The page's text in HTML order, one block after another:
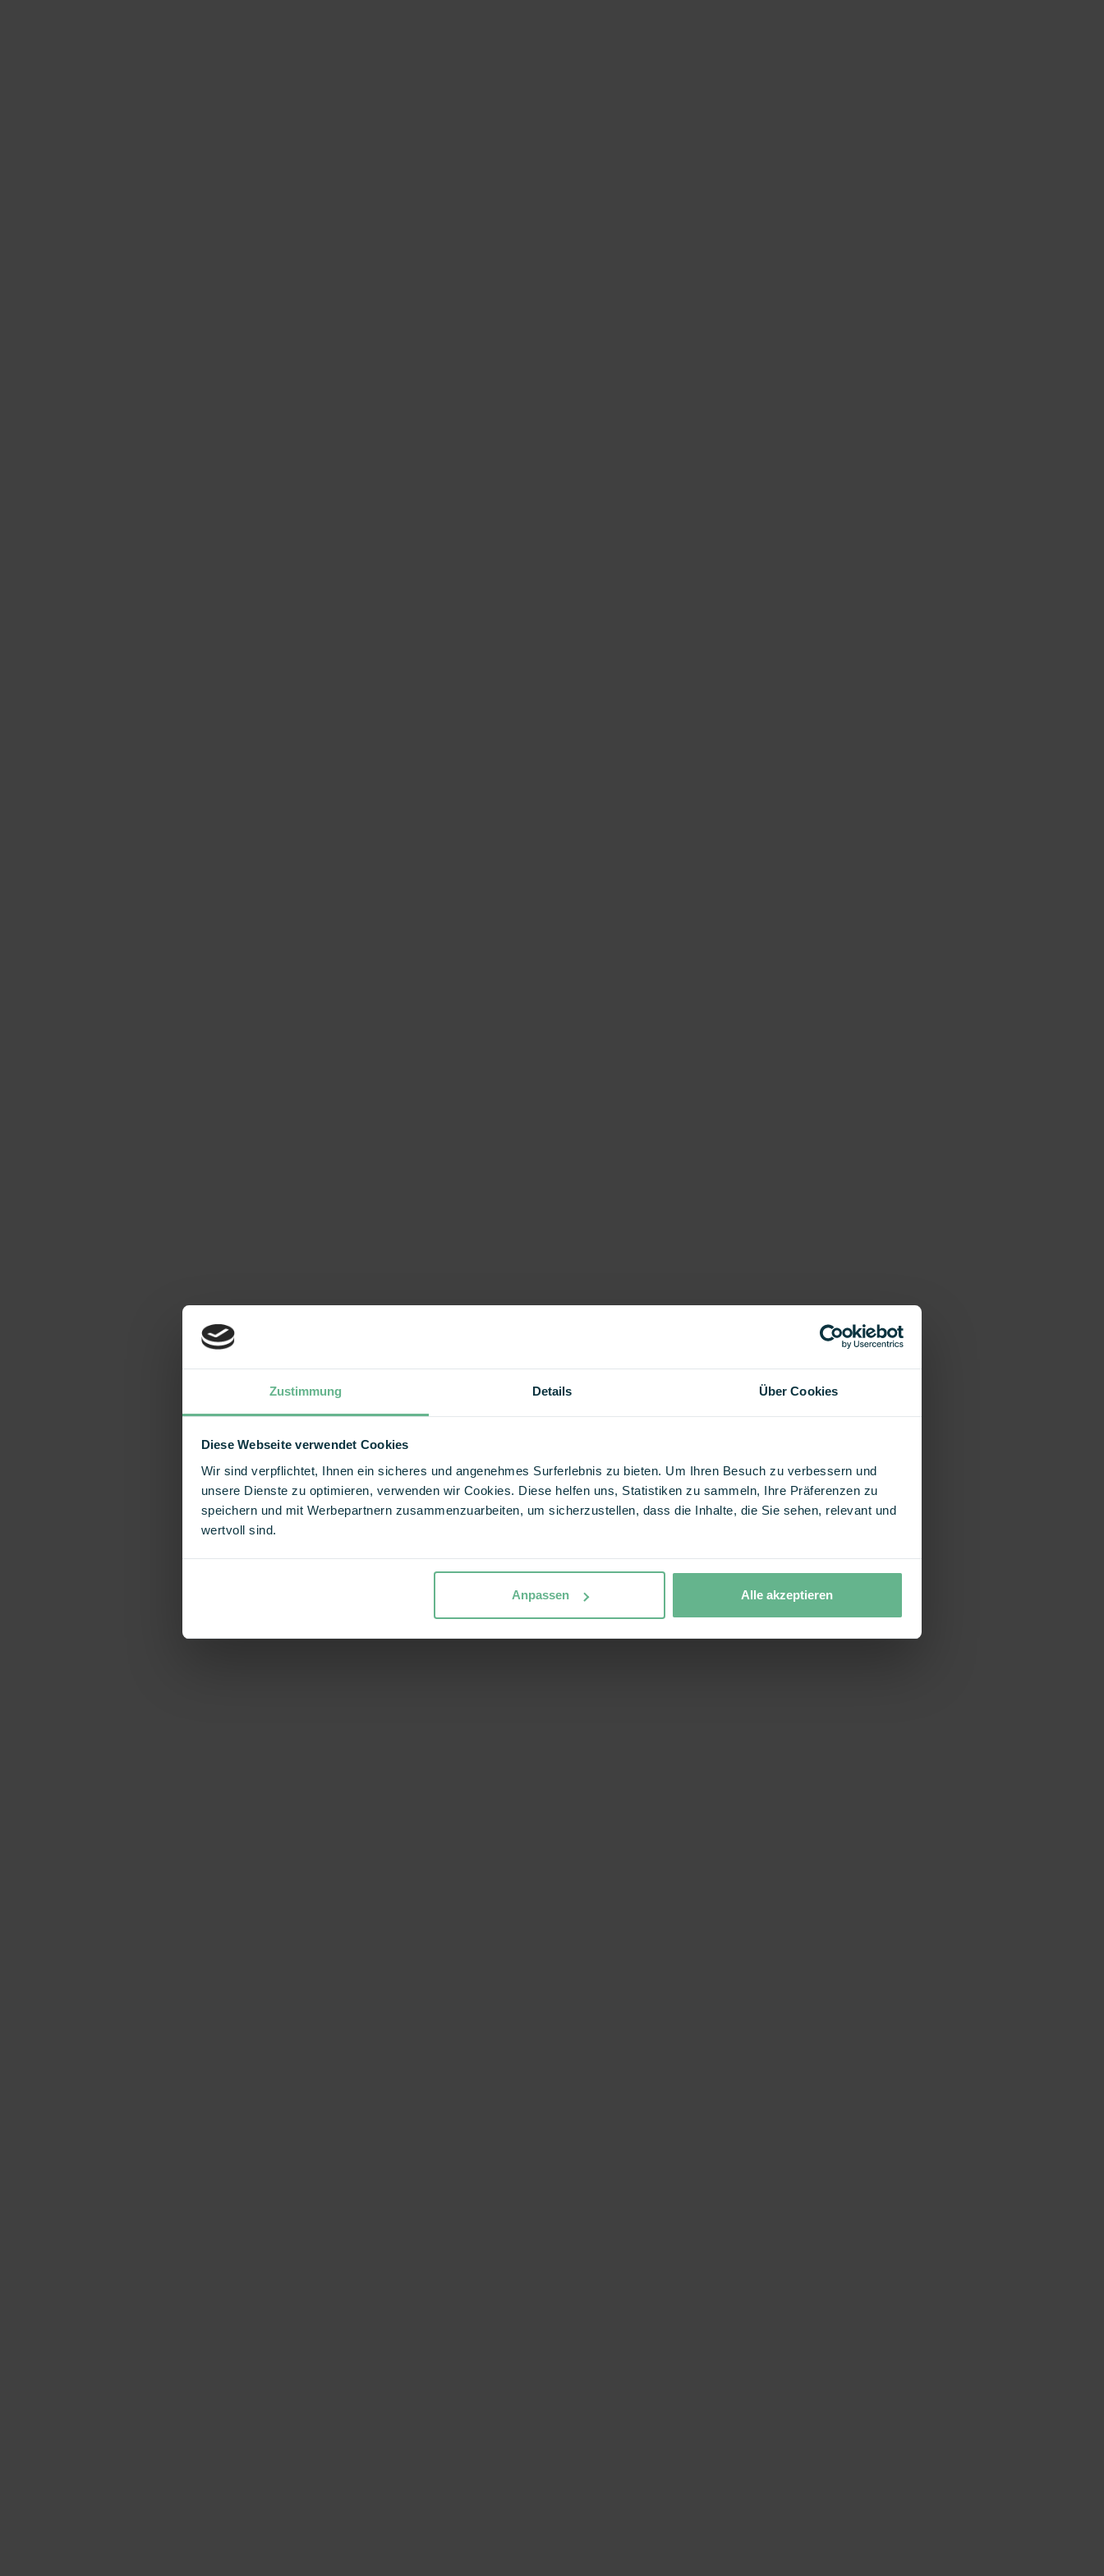
Zustimmung Details Über Cookies
Diese Webseite verwendet Cookies
Wir sind verpflichtet, Ihnen ein sicheres und angenehmes Surferlebnis zu bieten. Um Ihren Besuch zu verbessern und
unsere Dienste zu optimieren, verwenden wir Cookies. Diese helfen uns, Statistiken zu sammeln, Ihre Präferenzen zu
speichern und mit Werbepartnern zusammenzuarbeiten, um sicherzustellen, dass die Inhalte, die Sie sehen, relevant und
wertvoll sind.
Anpassen Alle akzeptieren